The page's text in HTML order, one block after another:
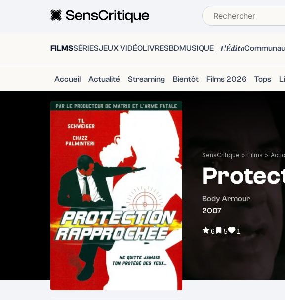
FILMSSÉRIESJEUX VIDÉOLIVRESBDMUSIQUE L'Édito
Accueil Actualité Streaming Bientôt Films 2026 Tops
SensCritique > Films >
Body Armour
2007
6 5 1